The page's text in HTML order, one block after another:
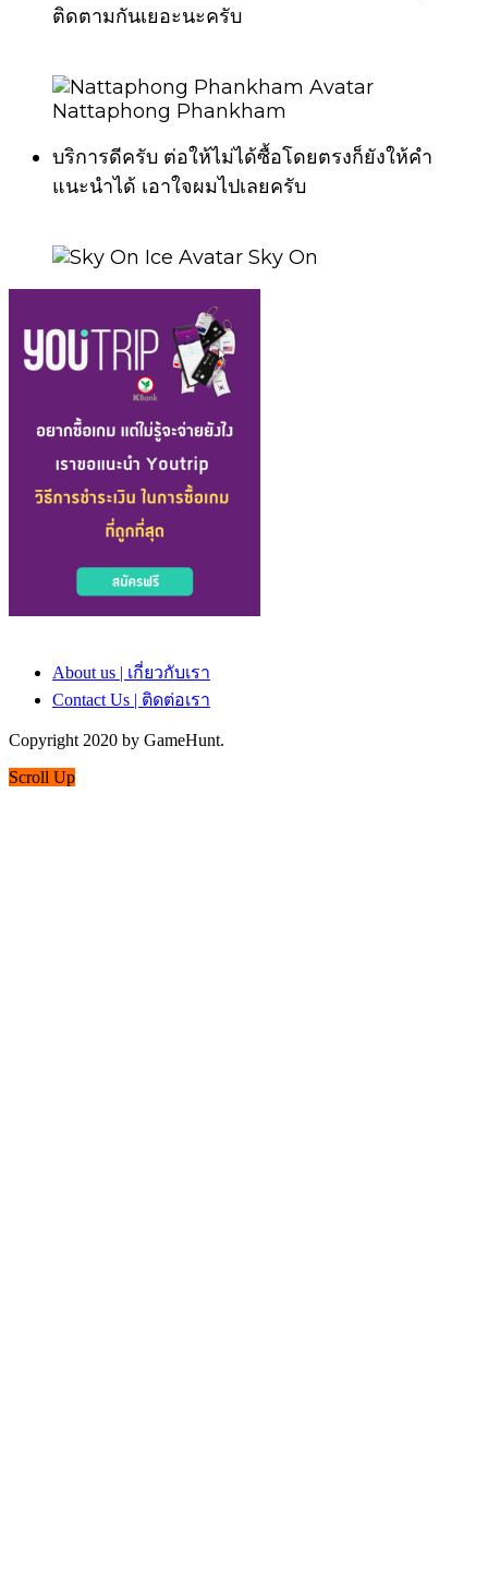
ติดตามกันเยอะนะครับ
Nattaphong Phankham
บริการดีครับ ต่อให้ไม่ได้ซื้อโดยตรงก็ยังให้คำ
แนะนำได้ เอาใจผมไปเลยครับ
Sky On
About us | เกี่ยวกับเรา
Contact Us | ติดต่อเรา
Copyright 2020 by GameHunt.
Scroll Up